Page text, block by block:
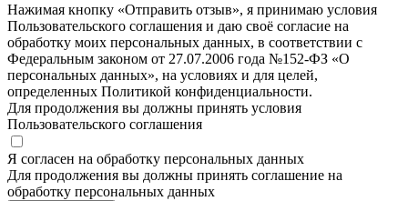
Нажимая кнопку «Отправить отзыв», я принимаю условия
Пользовательского соглашения и даю своё согласие на
обработку моих персональных данных, в соответствии с
Федеральным законом от 27.07.2006 года №152-ФЗ «О
персональных данных», на условиях и для целей,
определенных Политикой конфиденциальности.
Для продолжения вы должны принять условия
Пользовательского соглашения
Я согласен на обработку персональных данных
Для продолжения вы должны принять соглашение на
обработку персональных данных